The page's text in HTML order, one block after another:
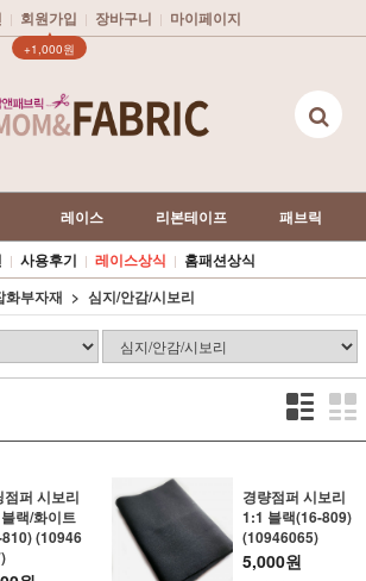
| 회원가입 |
▲
+1,000원
장바구니 | 마이페이지
레이스 리본테이프
패브릭
| 사용후기 | 레이스상식 | 홈패션상식
화부자재 심지/안감/시보리
점퍼 시보리
랙/화이트
(10946
경량점퍼 시보리
1:1 블랙(16-809)
(10946065)
5,000원